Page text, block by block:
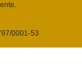
0001-53